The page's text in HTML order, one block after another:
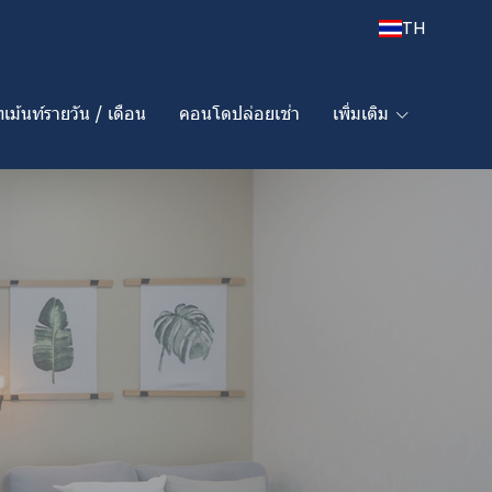
TH
ม้นท์รายวัน / เดือน คอนโดปล่อยเช่า เพิ่มเติม